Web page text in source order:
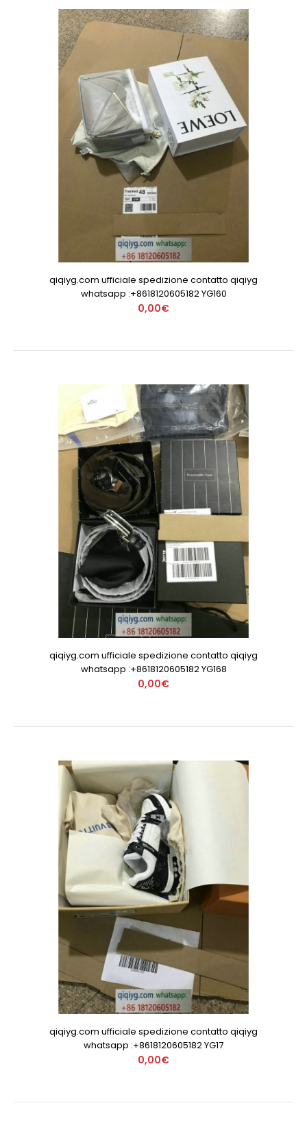
qiqiyg.com ufficiale spedizione contatto qiqiyg
whatsapp :+8618120605182 YG160
0,00€
qiqiyg.com ufficiale spedizione contatto qiqiyg
whatsapp :+8618120605182 YG168
0,00€
qiqiyg.com ufficiale spedizione contatto qiqiyg
whatsapp :+8618120605182 YG17
0,00€